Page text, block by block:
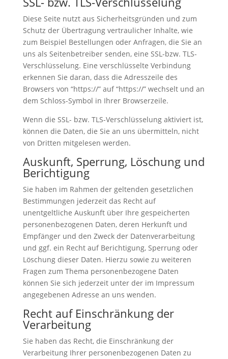
Diese Seite nutzt aus Sicherheitsgründen und zum
Schutz der Übertragung vertraulicher Inhalte, wie
zum Beispiel Bestellungen oder Anfragen, die Sie an
uns als Seitenbetreiber senden, eine SSL-bzw. TLS-
Verschlüsselung. Eine verschlüsselte Verbindung
erkennen Sie daran, dass die Adresszeile des
Browsers von “https://” auf “https://” wechselt und an
dem Schloss-Symbol in Ihrer Browserzeile.
Wenn die SSL- bzw. TLS-Verschlüsselung aktiviert ist,
können die Daten, die Sie an uns übermitteln, nicht
von Dritten mitgelesen werden.
Auskunft, Sperrung, Löschung und
Berichtigung
Sie haben im Rahmen der geltenden gesetzlichen
Bestimmungen jederzeit das Recht auf
unentgeltliche Auskunft über Ihre gespeicherten
personenbezogenen Daten, deren Herkunft und
Empfänger und den Zweck der Datenverarbeitung
und ggf. ein Recht auf Berichtigung, Sperrung oder
Löschung dieser Daten. Hierzu sowie zu weiteren
Fragen zum Thema personenbezogene Daten
können Sie sich jederzeit unter der im Impressum
angegebenen Adresse an uns wenden.
Recht auf Einschränkung der
Verarbeitung
Sie haben das Recht, die Einschränkung der
Verarbeitung Ihrer personenbezogenen Daten zu